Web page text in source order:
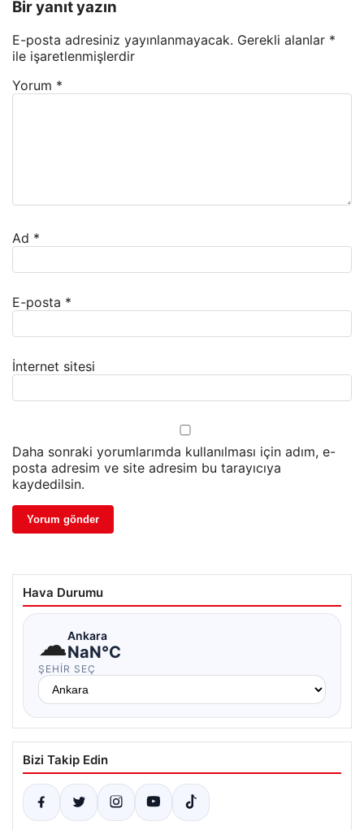
Bir yanıt yazın
E-posta adresiniz yayınlanmayacak. Gerekli alanlar *
ile işaretlenmişlerdir
Yorum *
Ad *
E-posta *
İnternet sitesi
Daha sonraki yorumlarımda kullanılması için adım, e-
posta adresim ve site adresim bu tarayıcıya
kaydedilsin.
Hava Durumu
☁Ankara
NaN°C
ŞEHIR SEÇ
Bizi Takip Edin